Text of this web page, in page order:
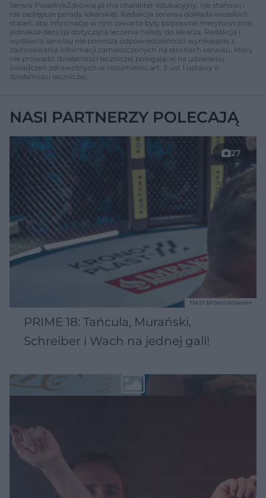
Serwis PoradnikZdrowie.pl ma charakter edukacyjny, nie stanowi i
nie zastępuje porady lekarskiej. Redakcja serwisu dokłada wszelkich
starań, aby informacje w nim zawarte były poprawne merytorycznie,
jednakże decyzja dotycząca leczenia należy do lekarza. Redakcja i
wydawca serwisu nie ponoszą odpowiedzialności wynikającej z
zastosowania informacji zamieszczonych na stronach serwisu, który
nie prowadzi działalności leczniczej polegającej na udzielaniu
świadczeń zdrowotnych w rozumieniu art. 3 ust 1 ustawy o
działalności leczniczej.
NASI PARTNERZY POLECAJĄ
27
PRIME 18: Tańcula, Murański,
Schreiber i Wach na jednej gali!
TEKST SPONSOROWANY